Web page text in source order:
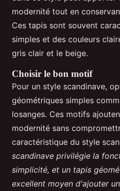
modernité tout en
Ces tapis sont souvent
simples et des couleurs
gris clair et le beige.
Choisir le bon motif
Pour un style scandinave,
géométriques simples
losanges. Ces motifs
modernité sans
caractéristique du style
scandinave privilégie la
simplicité, et un tapis
excellent moyen d'ajouter